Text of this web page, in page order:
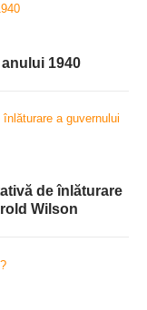
1940
de înlăturare
Wilson